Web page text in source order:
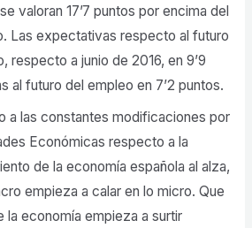
valoran 17’7 puntos por encima del
Las expectativas respecto al futuro
respecto a junio de 2016, en 9’9
al futuro del empleo en 7’2 puntos.
a las constantes modificaciones por
Económicas respecto a la
de la economía española al alza,
empieza a calar en lo micro. Que
la economía empieza a surtir